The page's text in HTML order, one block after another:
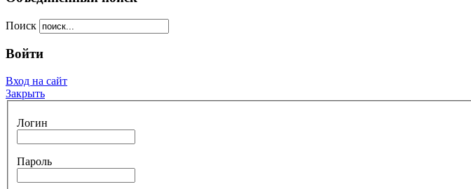
Поиск
Войти
Вход на сайт
Закрыть
Логин
Пароль